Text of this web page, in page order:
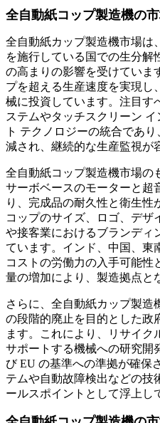
全自動紙コップ製造機の
全自動紙カップ製造機市場は
を施行している国での生分解
の高まりの影響を受けていま
プを超える生産速度を実現し
械に投資しています。注目す
ステムやタッチスクリーン
ト テクノロジーの統合であ
減され、継続的な生産監視が
全自動紙コップ製造機市場の
サーボベースのモーターと超
り、完成品の耐久性と衛生
コップのサイズ、ロゴ、デザ
や接客業におけるブランディ
ています。インド、中国、東
コストの労働力の入手可能性
量の増加により、製造拠点と
さらに、全自動紙カップ製造
の段階的廃止を目的とした政
ます。これにより、リサイク
サポートする機械への研究開
び EU の基準への準拠が確保
テムや自動故障検出などの技
ールスポイントとして浮上し